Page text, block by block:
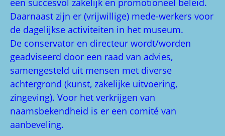
een succesvol zakelijk en promotioneel beleid.
Daarnaast zijn er (vrijwillige) mede-werkers voor
de dagelijkse activiteiten in het museum.
De conservator en directeur wordt/worden
geadviseerd door een raad van advies,
samengesteld uit mensen met diverse
achtergrond (kunst, zakelijke uitvoering,
zingeving). Voor het verkrijgen van
naamsbekendheid is er een comité van
aanbeveling.